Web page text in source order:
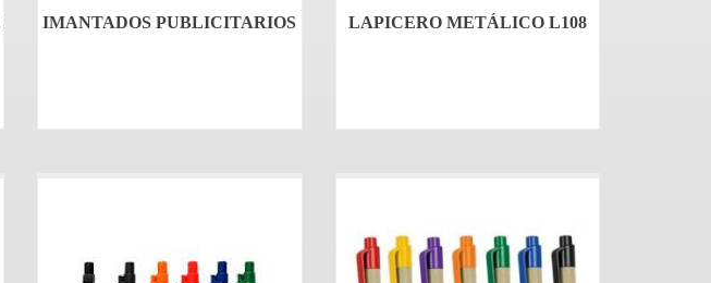
IMANTADOS PUBLICITARIOS LAPICERO METÁLICO L108